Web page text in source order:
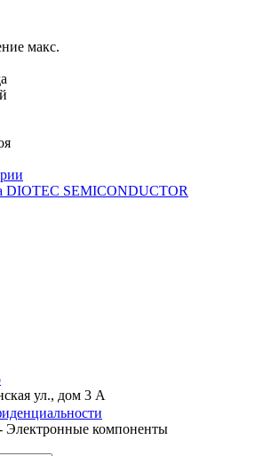
макс.
DIOTEC SEMICONDUCTOR
ул., дом 3 А
компоненты